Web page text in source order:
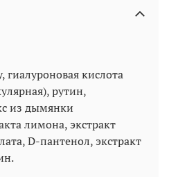
гиалуроновая кислота
рутин,
из дымянки
лимона, экстракт
D-пантенол, экстракт